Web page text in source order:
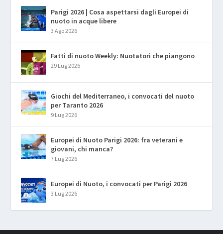
Parigi 2026 | Cosa aspettarsi dagli Europei di
nuoto in acque libere
3 Ago 2026
Fatti di nuoto Weekly: Nuotatori che piangono
29 Lug 2026
Giochi del Mediterraneo, i convocati del nuoto
per Taranto 2026
9 Lug 2026
Europei di Nuoto Parigi 2026: fra veterani e
giovani, chi manca?
7 Lug 2026
Europei di Nuoto, i convocati per Parigi 2026
3 Lug 2026